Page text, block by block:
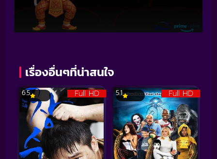
เรื่องอื่นๆที่น่าสนใจ
Full HD
6.5 Full HD
5.1